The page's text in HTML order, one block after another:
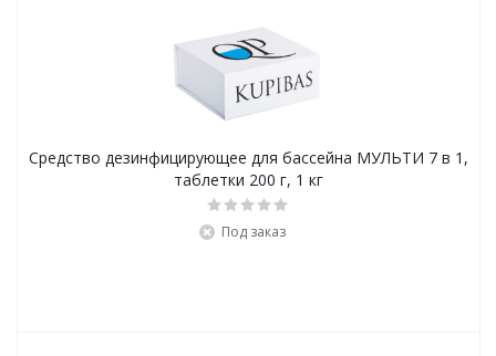
Средство дезинфицирующее для бассейна МУЛЬТИ 7 в 1,
таблетки 200 г, 1 кг
Под заказ